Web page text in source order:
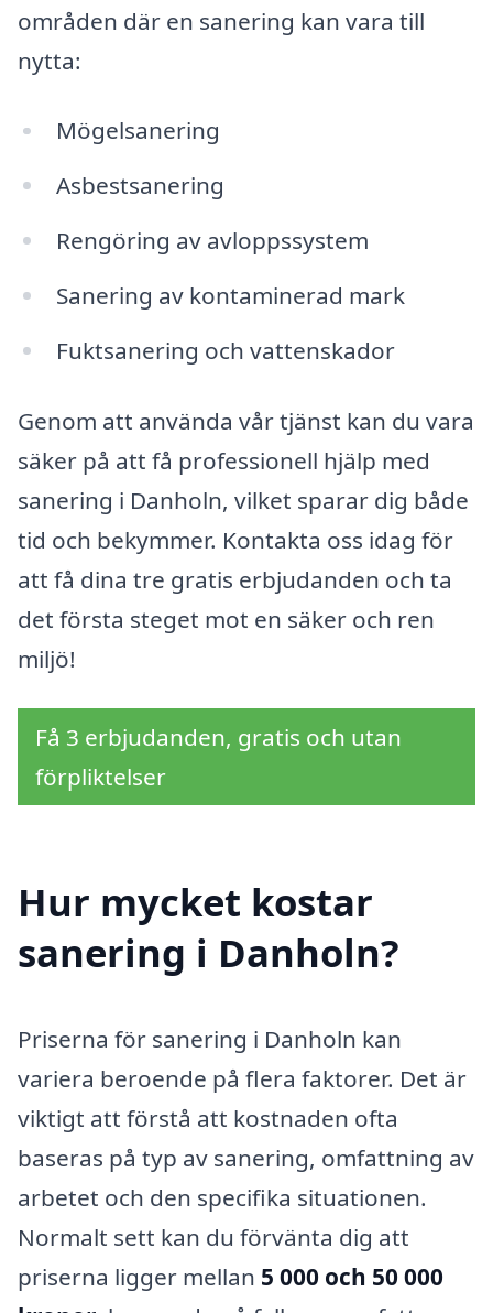
områden där en sanering kan vara till
nytta:
Mögelsanering
Asbestsanering
Rengöring av avloppssystem
Sanering av kontaminerad mark
Fuktsanering och vattenskador
Genom att använda vår tjänst kan du vara
säker på att få professionell hjälp med
sanering i Danholn, vilket sparar dig både
tid och bekymmer. Kontakta oss idag för
att få dina tre gratis erbjudanden och ta
det första steget mot en säker och ren
miljö!
Få 3 erbjudanden, gratis och utan
förpliktelser
Hur mycket kostar
sanering i Danholn?
Priserna för sanering i Danholn kan
variera beroende på flera faktorer. Det är
viktigt att förstå att kostnaden ofta
baseras på typ av sanering, omfattning av
arbetet och den specifika situationen.
Normalt sett kan du förvänta dig att
priserna ligger mellan 5 000 och 50 000